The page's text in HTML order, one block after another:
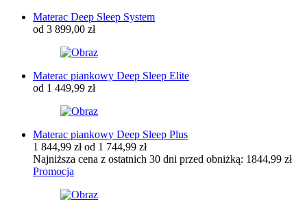
Materac Deep Sleep System
od 3 899,00 zł
Materac piankowy Deep Sleep Elite
od 1 449,99 zł
Materac piankowy Deep Sleep Plus
1 844,99 złod 1 744,99 zł
Najniższa cena z ostatnich 30 dni przed obniżką: 1844,99 zł
Promocja